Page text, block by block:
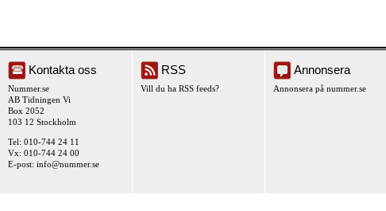
Kontakta oss
Nummer.se
AB Tidningen Vi
Box 2052
103 12 Stockholm
Tel: 010-744 24 11
Vx: 010-744 24 00
E-post: info@nummer.se
RSS
Vill du ha RSS feeds?
Annonsera
Annonsera på nummer.se